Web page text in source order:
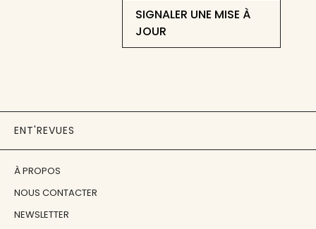
SIGNALER UNE MISE À
JOUR
ENT'REVUES
À PROPOS
NOUS CONTACTER
NEWSLETTER